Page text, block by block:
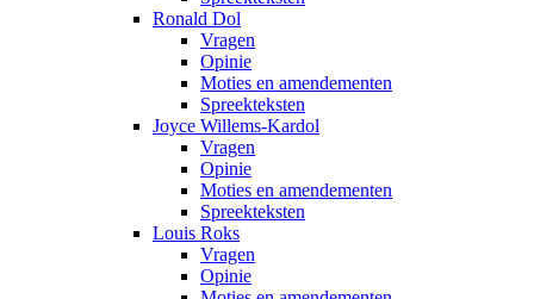
Ronald Dol
Vragen
Opinie
Moties en amendementen
Spreekteksten
Joyce Willems-Kardol
Vragen
Opinie
Moties en amendementen
Spreekteksten
Louis Roks
Vragen
Opinie